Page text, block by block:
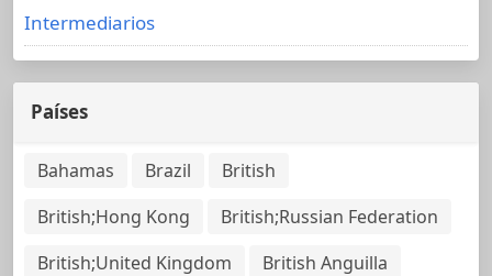
Intermediarios
Países
Bahamas Brazil
British
British;Hong Kong
British;Russian Federation
British;United Kingdom
British Anguilla